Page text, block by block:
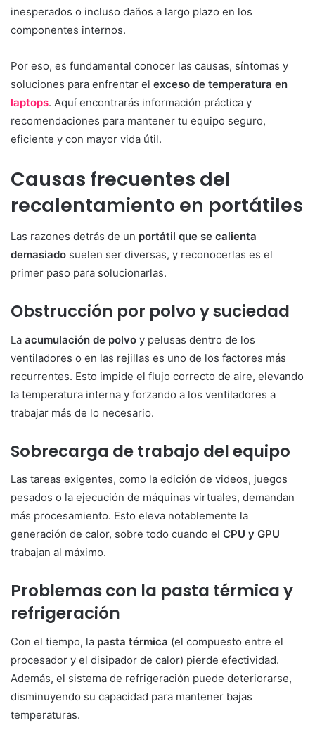
inesperados o incluso daños a largo plazo en los
componentes internos.
Por eso, es fundamental conocer las causas, síntomas y
soluciones para enfrentar el exceso de temperatura en
laptops. Aquí encontrarás información práctica y
recomendaciones para mantener tu equipo seguro,
eficiente y con mayor vida útil.
Causas frecuentes del
recalentamiento en portátiles
Las razones detrás de un portátil que se calienta
demasiado suelen ser diversas, y reconocerlas es el
primer paso para solucionarlas.
Obstrucción por polvo y suciedad
La acumulación de polvo y pelusas dentro de los
ventiladores o en las rejillas es uno de los factores más
recurrentes. Esto impide el flujo correcto de aire, elevando
la temperatura interna y forzando a los ventiladores a
trabajar más de lo necesario.
Sobrecarga de trabajo del equipo
Las tareas exigentes, como la edición de videos, juegos
pesados o la ejecución de máquinas virtuales, demandan
más procesamiento. Esto eleva notablemente la
generación de calor, sobre todo cuando el CPU y GPU
trabajan al máximo.
Problemas con la pasta térmica y
refrigeración
Con el tiempo, la pasta térmica (el compuesto entre el
procesador y el disipador de calor) pierde efectividad.
Además, el sistema de refrigeración puede deteriorarse,
disminuyendo su capacidad para mantener bajas
temperaturas.